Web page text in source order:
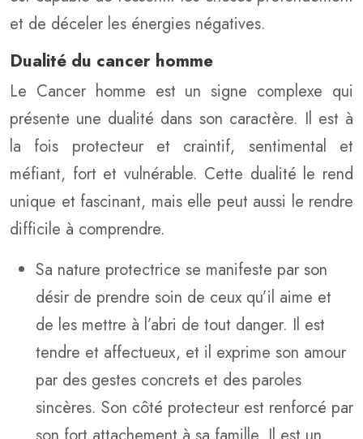
et de déceler les énergies négatives.
Dualité du cancer homme
Le Cancer homme est un signe complexe qui
présente une dualité dans son caractère. Il est à
la fois protecteur et craintif, sentimental et
méfiant, fort et vulnérable. Cette dualité le rend
unique et fascinant, mais elle peut aussi le rendre
difficile à comprendre.
Sa nature protectrice se manifeste par son
désir de prendre soin de ceux qu’il aime et
de les mettre à l’abri de tout danger. Il est
tendre et affectueux, et il exprime son amour
par des gestes concrets et des paroles
sincères. Son côté protecteur est renforcé par